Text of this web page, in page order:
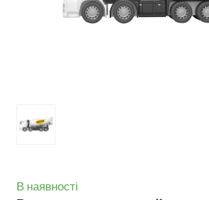
В наявності